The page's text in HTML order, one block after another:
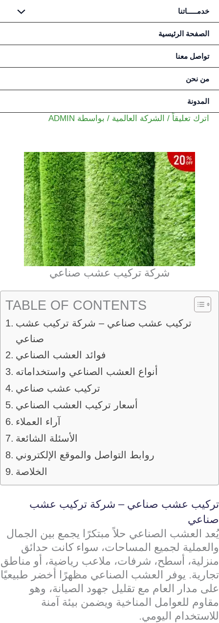
تخطي
إلى
المحتوى
خدمـــــاتنا
الصفحة الرئيسية
تواصل معنا
من نحن
المدونة
اترك تعليقاً / الشركة العالمية / بواسطة ADMIN
شركة تركيب عشب صناعي
TABLE OF CONTENTS
تركيب عشب صناعي – شركة تركيب عشب
صناعي
فوائد العشب الصناعي
أنواع العشب الصناعي واستخداماته
تركيب عشب صناعي
أسعار تركيب العشب الصناعي
آراء العملاء
الأسئلة الشائعة
روابط التواصل والموقع الإلكتروني
الخلاصة
تركيب عشب صناعي – شركة تركيب عشب
صناعي
يُعد العشب الصناعي حلاً مبتكرًا يجمع بين الجمال
والعملية لجميع المساحات، سواء كانت حدائق
منزلية، أسطح، شرفات، ملاعب رياضية، أو مناطق
تجارية. يوفر العشب الصناعي مظهرًا أخضر طبيعيًا
على مدار العام مع تقليل جهود الصيانة، وهو
مقاوم للعوامل المناخية ويضمن بيئة آمنة
للاستخدام اليومي.